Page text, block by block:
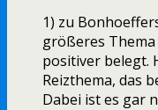
1) zu
größeres
positiver belegt.
Reizthema, das
Dabei ist es gar